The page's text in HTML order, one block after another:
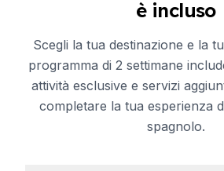
è incluso
Scegli la tua destinazione e la
programma di 2 settimane
attività esclusive e servizi
completare la tua esperienza
spagnolo.